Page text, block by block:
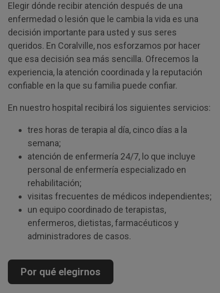
Elegir dónde recibir atención después de una
enfermedad o lesión que le cambia la vida es una
decisión importante para usted y sus seres
queridos. En Coralville, nos esforzamos por hacer
que esa decisión sea más sencilla. Ofrecemos la
experiencia, la atención coordinada y la reputación
confiable en la que su familia puede confiar.
En nuestro hospital recibirá los siguientes servicios:
tres horas de terapia al día, cinco días a la
semana;
atención de enfermería 24/7, lo que incluye
personal de enfermería especializado en
rehabilitación;
visitas frecuentes de médicos independientes;
un equipo coordinado de terapistas,
enfermeros, dietistas, farmacéuticos y
administradores de casos.
Por qué elegirnos